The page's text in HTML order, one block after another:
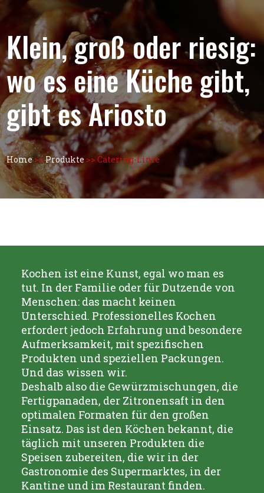
Klein, groß oder riesig:
wo es eine Küche gibt,
gibt es Ariosto
Home>>Produkte >> Catering-Linie
Kochen ist eine Kunst, egal wo man es
tut. In der Familie oder für Dutzende von
Menschen: das macht keinen
Unterschied. Professionelles Kochen
erfordert jedoch Erfahrung und besondere
Aufmerksamkeit, mit spezifischen
Produkten und speziellen Packungen.
Und das wissen wir.
Deshalb also die Gewürzmischungen, die
Fertigpanaden, der Zitronensaft in den
optimalen Formaten für den großen
Einsatz. Das ist den Köchen bekannt, die
täglich mit unseren Produkten die
Speisen zubereiten, die wir in der
Gastronomie des Supermarktes, in der
Kantine und im Restaurant finden.